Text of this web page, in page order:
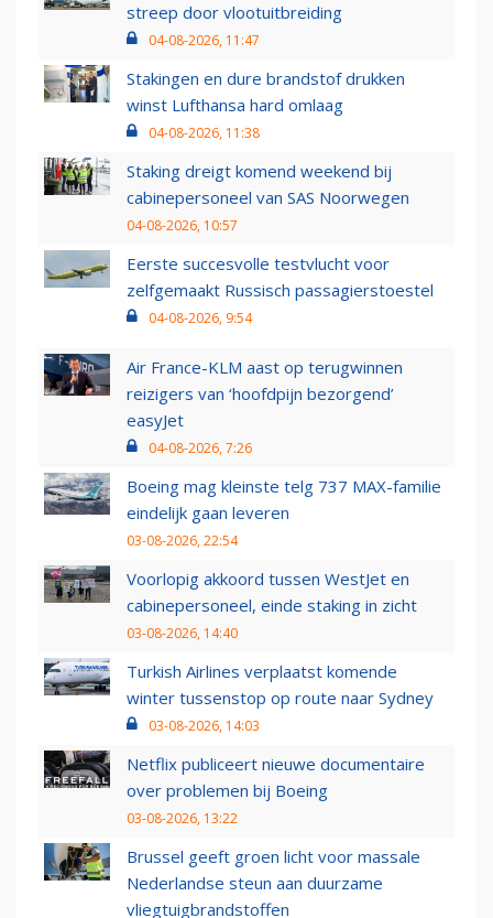
streep door vlootuitbreiding
04-08-2026, 11:47
Stakingen en dure brandstof drukken
winst Lufthansa hard omlaag
04-08-2026, 11:38
Staking dreigt komend weekend bij
cabinepersoneel van SAS Noorwegen
04-08-2026, 10:57
Eerste succesvolle testvlucht voor
zelfgemaakt Russisch passagierstoestel
04-08-2026, 9:54
Air France-KLM aast op terugwinnen
reizigers van ‘hoofdpijn bezorgend’
easyJet
04-08-2026, 7:26
Boeing mag kleinste telg 737 MAX-familie
eindelijk gaan leveren
03-08-2026, 22:54
Voorlopig akkoord tussen WestJet en
cabinepersoneel, einde staking in zicht
03-08-2026, 14:40
Turkish Airlines verplaatst komende
winter tussenstop op route naar Sydney
03-08-2026, 14:03
Netflix publiceert nieuwe documentaire
over problemen bij Boeing
03-08-2026, 13:22
Brussel geeft groen licht voor massale
Nederlandse steun aan duurzame
vliegtuigbrandstoffen